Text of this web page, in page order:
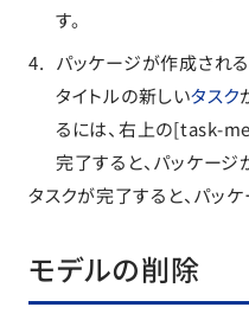
す。
パッケージが作成される
タイトルの新しいタスク
るには、右上の[task-
完了すると、パッケージ
タスクが完了すると、パッ
モデルの削除